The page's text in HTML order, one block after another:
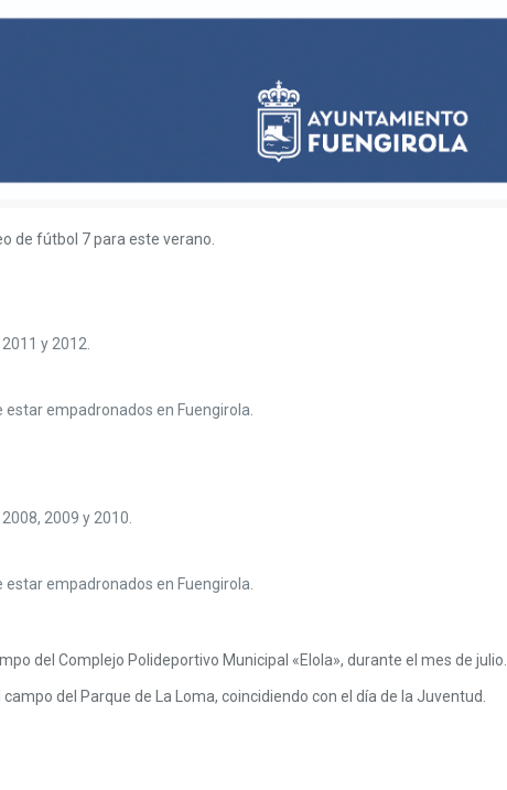
de fútbol 7 para este verano.
y 2012.
estar empadronados en Fuengirola.
2009 y 2010.
estar empadronados en Fuengirola.
del Complejo Polideportivo Municipal «Elola», durante el mes de julio.
del Parque de La Loma, coincidiendo con el día de la Juventud.